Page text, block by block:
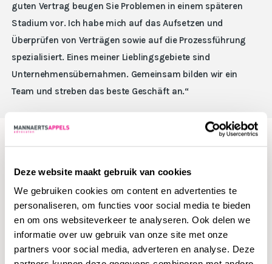
Deze website maakt gebruik van cookies
We gebruiken cookies om content en advertenties te
personaliseren, om functies voor social media te bieden
en om ons websiteverkeer te analyseren. Ook delen we
informatie over uw gebruik van onze site met onze
partners voor social media, adverteren en analyse. Deze
guten Vertrag beugen Sie Problemen in einem späteren
Stadium vor. Ich habe mich auf das Aufsetzen und
Überprüfen von Verträgen sowie auf die Prozessführung
spezialisiert. Eines meiner Lieblingsgebiete sind
Unternehmensübernahmen. Gemeinsam bilden wir ein
Team und streben das beste Geschäft an.“
Machen Sie wegen irgendetwas einen
Aufstand? Niemals.
Für den Rechtsstreit wendet Ariane ihre Hand nicht ab.
Nicht umsonst profiliert sie sich seit Jahren als ‚der
Prozessaufsteiger‘. „Ich suche gerne nach Lösungen, aber
ich scheue auch nicht den Konflikt. Ich lasse meine